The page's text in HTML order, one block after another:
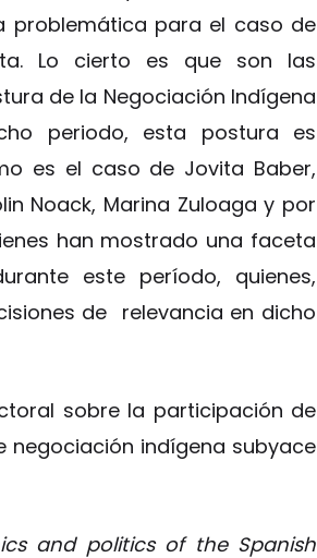
problemática para el caso de
Lo cierto es que son las
de la Negociación Indígena
periodo, esta postura es
es el caso de Jovita Baber,
Noack, Marina Zuloaga y por
han mostrado una faceta
este período, quienes,
de relevancia en dicho
sobre la participación de
negociación indígena subyace
and politics of the Spanish